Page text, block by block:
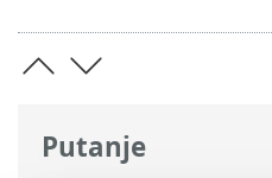
Putanje